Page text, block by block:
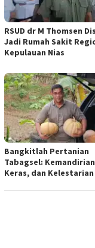
RSUD dr M Thomsen
Jadi Rumah Sakit
Kepulauan Nias
Bangkitlah Pertanian
Tabagsel:
Keras, dan Kelestarian